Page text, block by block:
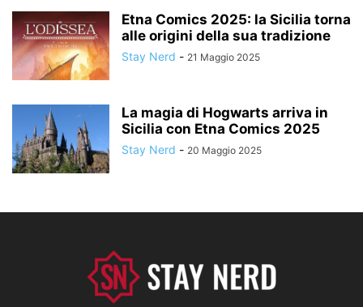
Etna Comics 2025: la Sicilia torna
alle origini della sua tradizione
Stay Nerd - 21 Maggio 2025
La magia di Hogwarts arriva in
Sicilia con Etna Comics 2025
Stay Nerd - 20 Maggio 2025